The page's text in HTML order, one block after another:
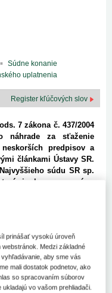
Súdne konanie
uplatnenia
Register kľúčových slov
7 zákona č. 437/2004
za sťaženie
predpisov a
článkami Ústavy SR.
súdu SR sp.
je komparované s
prinášať vysokú úroveň
Medzi základné
aby sme vás
mali dostatok podnetov, ako
so spracovaním súborov
vo vašom prehliadači.